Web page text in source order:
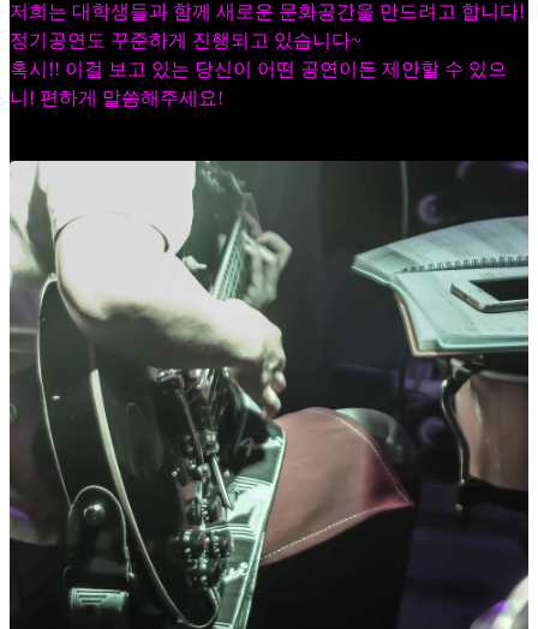
저희는 대학생들과 함께 새로운 문화공간을 만드려고 합니다!
정기공연도 꾸준하게 진행되고 있습니다~
혹시!! 이걸 보고 있는 당신이 어떤 공연이든 제안할 수 있으
니! 편하게 말씀해주세요!